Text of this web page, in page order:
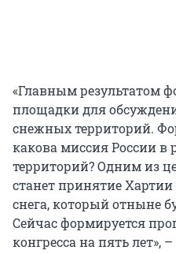
«Главным результатом
площадки для
снежных территорий.
какова миссия России
территорий? Одним из
станет принятие
снега, который отныне
Сейчас формируется
конгресса на пять лет»,